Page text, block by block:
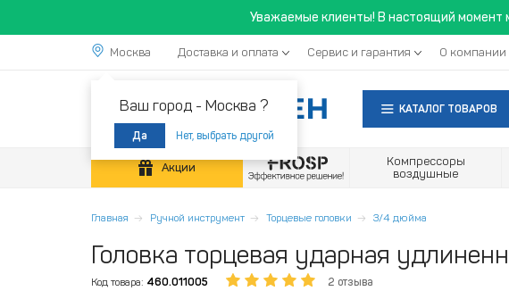
Уважаемые клиенты! В настоящий
Москва
Ваш город - Москва ?
Да Нет, выбрать другой
Доставка и оплата Сервис и гарантия О компании
КАТАЛОГ ТОВАРОВ
Акции
Компрессоры
воздушные
Главная Ручной инструмент Торцевые головки 3/4 дюйма
Головка торцевая ударная
Код товара: 460.011005 2 отзыва